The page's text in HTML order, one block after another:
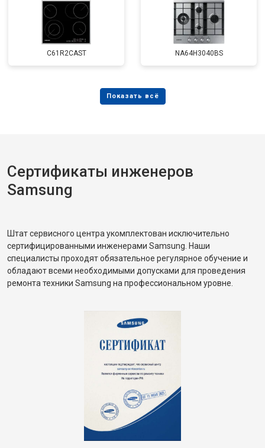
C61R2CAST NA64H3040BS
Сертификаты инженеров
Samsung
Штат сервисного центра укомплектован исключительно
сертифицированными инженерами Samsung. Наши
специалисты проходят обязательное регулярное обучение и
обладают всеми необходимыми допусками для проведения
ремонта техники Samsung на профессиональном уровне.